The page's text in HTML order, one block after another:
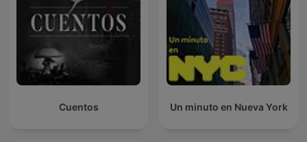
Cuentos Un minuto en Nueva York